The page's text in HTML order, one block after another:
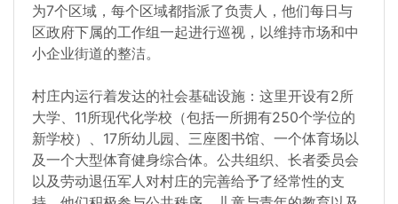
为7个区域，每个区域都指派了负责人，他们每日与
区政府下属的工作组一起进行巡视，以维持市场和中
小企业街道的整洁。
村庄内运行着发达的社会基础设施：这里开设有2所
大学、11所现代化学校（包括一所拥有250个学位的
新学校）、17所幼儿园、三座图书馆、一个体育场以
及一个大型体育健身综合体。公共组织、长者委员会
以及劳动退伍军人对村庄的完善给予了经常性的支